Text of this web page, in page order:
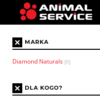
× MARKA
Diamond Naturals [0]
× DLA KOGO?